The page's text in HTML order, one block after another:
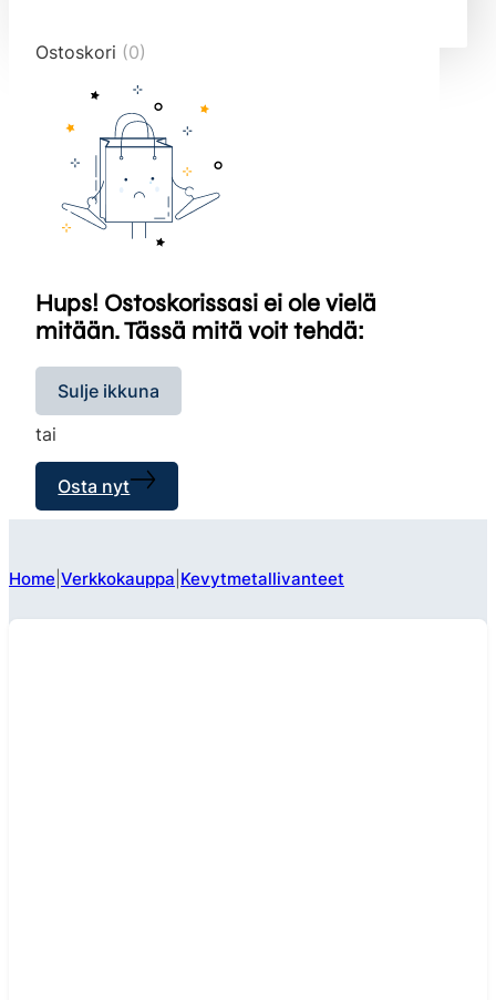
Ostoskori (0)
Hups! Ostoskorissasi ei ole vielä
mitään. Tässä mitä voit tehdä:
Sulje ikkuna
tai
Osta nyt
Home Verkkokauppa Kevytmetallivanteet